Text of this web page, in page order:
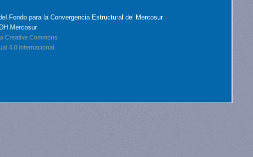
Fondo para la Convergencia Estructural del Mercosur
Mercosur
Creative Commons
4.0 Internacional.